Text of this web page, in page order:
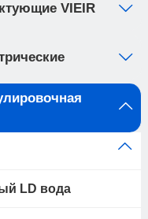
VIEIR
LD вода